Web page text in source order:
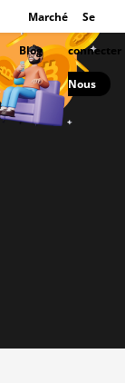
Marché
Blog
Se
connecter
Nous